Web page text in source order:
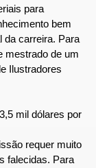
para
bem
da carreira. Para
mestrado de um
Ilustradores
mil dólares por
requer muito
falecidas. Para